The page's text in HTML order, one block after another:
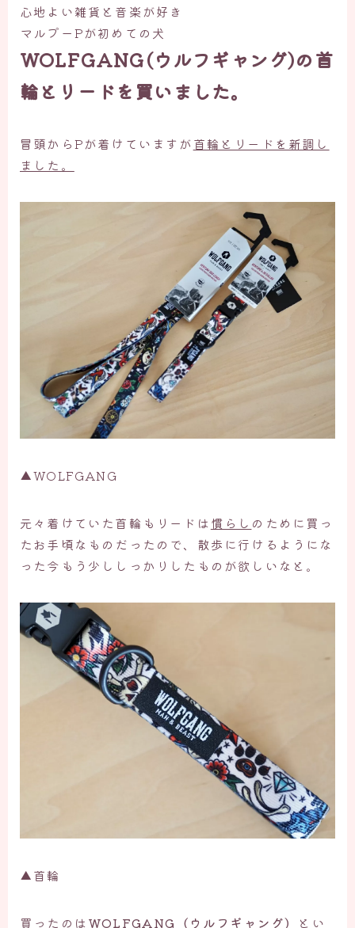
心地よい雑貨と音楽が好き
マルプーPが初めての犬
WOLFGANG(ウルフギャング)の首
輪とリードを買いました。
冒頭からPが着けていますが首輪とリードを新調し
ました。
▲WOLFGANG
元々着けていた首輪もリードは慣らし のために買っ
たお手頃なものだったので、散歩に行けるようにな
った今もう少ししっかりしたものが欲しいなと。
▲首輪
買ったのはWOLFGANG（ウルフギャング） とい